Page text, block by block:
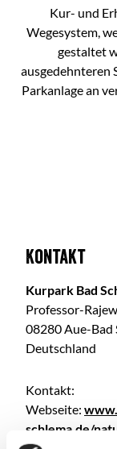
Kur- und
Wegesystem,
gestaltet
ausgedehnteren
Parkanlage an
Kontakt
Kurpark Bad
Professor-
08280 Aue-Bad
Deutschland
Kontakt:
Webseite:
schlema.de/